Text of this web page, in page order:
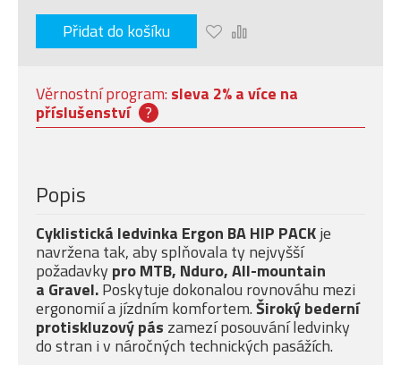
Přidat do košíku
Věrnostní program: sleva 2% a více na
příslušenství ?
Popis
Cyklistická ledvinka Ergon BA HIP PACKje
navržena tak, aby splňovala ty nejvyšší
požadavky pro MTB, Nduro, All-mountain
a Gravel.Poskytuje dokonalou rovnováhu mezi
ergonomií a jízdním komfortem.Široký bederní
protiskluzový pás zamezí posouvání ledvinky
do stran i v náročných technických pasážích.